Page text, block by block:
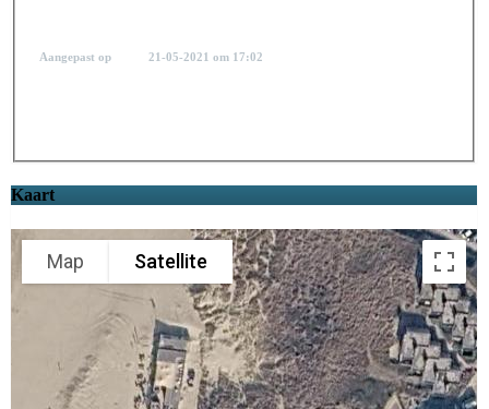
Aangepast op 21-05-2021 om 17:02
Kaart
Map Satellite